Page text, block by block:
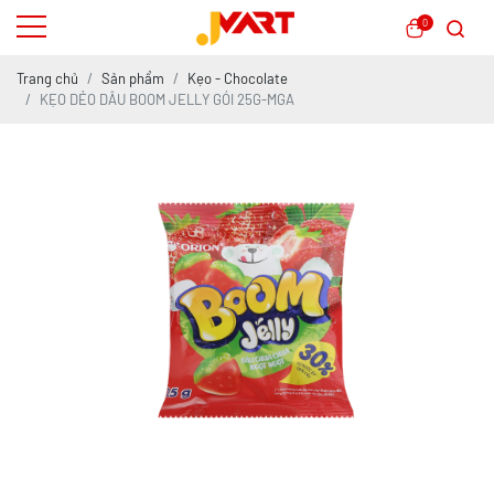
0
Trang chủ Sản phẩm
Kẹo - Chocolate
KẸO DẺO DÂU BOOM JELLY GÓI 25G-MGA